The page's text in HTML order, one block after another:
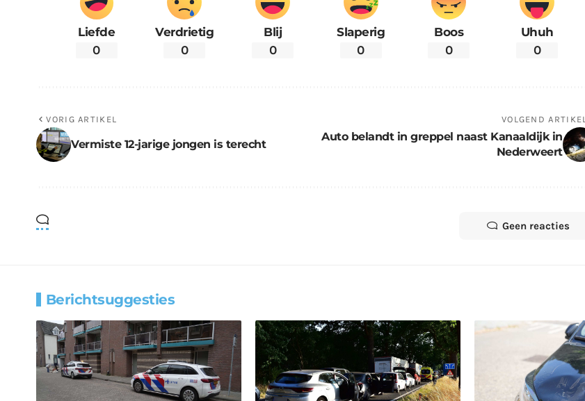
Liefde
0
Verdrietig
0
Blij
0
Slaperig
0
Boos
0
Uhuh
0
VORIG ARTIKEL
Vermiste 12-jarige jongen is terecht
VOLGEND ARTIKEL
Auto belandt in greppel naast Kanaaldijk in
Nederweert
Geen reacties
Berichtsuggesties